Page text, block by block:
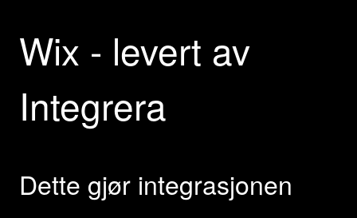
Priser
Våre partnere
For regnskapsfører
Om oss
Support
Wix - levert av
Integrera
Dette gjør integrasjonen